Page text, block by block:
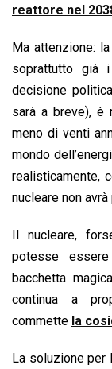
reattore nel
Ma attenzione: la
soprattutto già
decisione
sarà a breve), è
meno di venti
mondo
realisticamente,
nucleare non
Il nucleare,
potesse
bacchetta
continua a
commette la
La soluzione per